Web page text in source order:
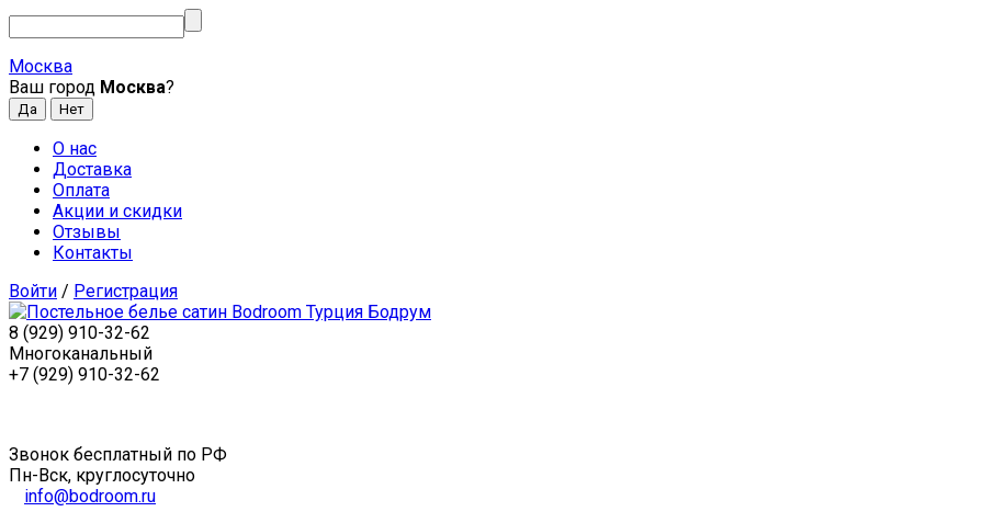
Москва
Ваш город Москва?
О нас
Доставка
Оплата
Акции и скидки
Отзывы
Контакты
Войти / Регистрация
8 (929) 910-32-62
Многоканальный
+7 (929) 910-32-62
Звонок бесплатный по РФ
Пн-Вск, круглосуточно
info@bodroom.ru